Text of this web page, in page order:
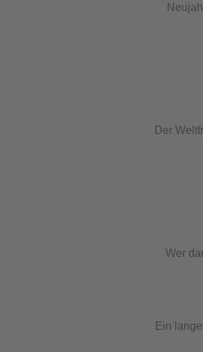
Der
Wer
Ein